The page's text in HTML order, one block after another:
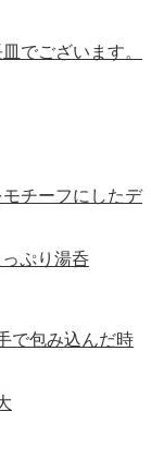
でございます。
チーフにしたデ
ぷり湯呑
で包み込んだ時